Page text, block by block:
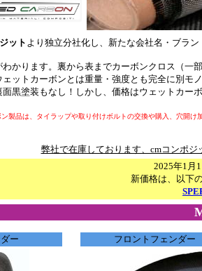
ット より独立分社化し、新たな会社名・ブラン
かります。裏から表までカーボンクロス（一
ットカーボンとは重量・強度とも完全に別
黒塗装もなし！しかし、価格はウェットカー
製品は、タイラップや取り付けボルトの交換や購入、穴開
弊社で在庫しております、cmコンポジ
2025年1月
新価格は、以下
ー フロントフェンダー